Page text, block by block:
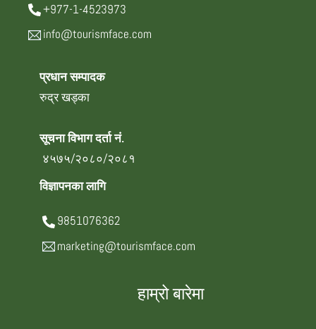
+977-1-4523973
info@tourismface.com
प्रधान सम्पादक
रुद्र खड्का
सूचना विभाग दर्ता नं.
४५७५/२०८०/२०८१
विज्ञापनका लागि
9851076362
marketing@tourismface.com
हाम्रो बारेमा